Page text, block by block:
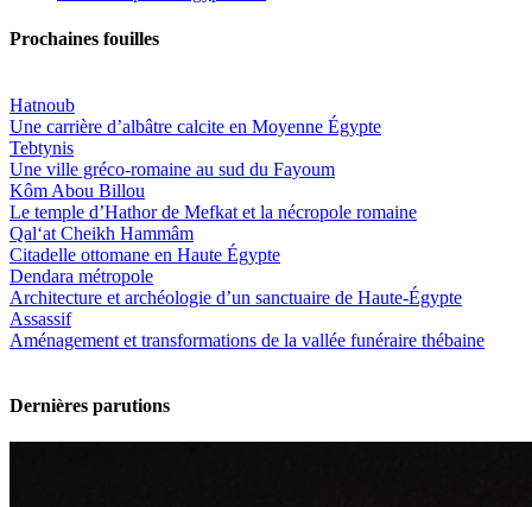
Prochaines fouilles
Hatnoub
Une carrière d’albâtre calcite en Moyenne Égypte
Tebtynis
Une ville gréco-romaine au sud du Fayoum
Kôm Abou Billou
Le temple d’Hathor de Mefkat et la nécropole romaine
Qal‘at Cheikh Hammâm
Citadelle ottomane en Haute Égypte
Dendara métropole
Architecture et archéologie d’un sanctuaire de Haute-Égypte
Assassif
Aménagement et transformations de la vallée funéraire thébaine
Dernières parutions